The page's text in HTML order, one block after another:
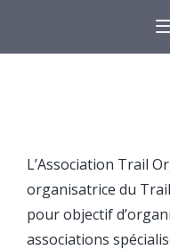
L’Association Trail
organisatrice du
pour objectif
associations